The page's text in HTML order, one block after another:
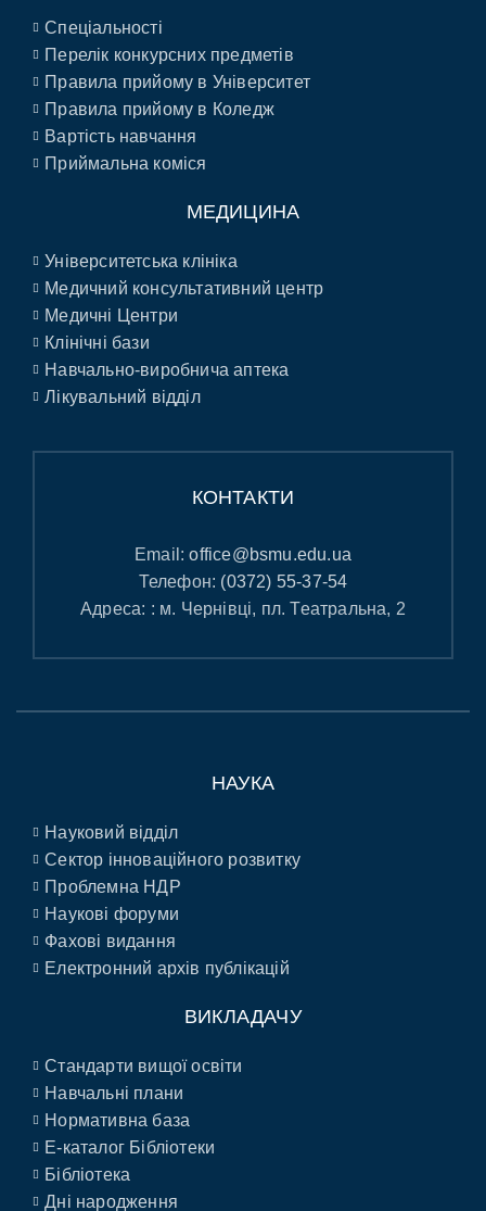
Спеціальності
Перелік конкурсних предметів
Правила прийому в Університет
Правила прийому в Коледж
Вартість навчання
Приймальна коміся
МЕДИЦИНА
Університетська клініка
Медичний консультативний центр
Медичні Центри
Клінічні бази
Навчально-виробнича аптека
Лікувальний відділ
КОНТАКТИ
Email:office@bsmu.edu.ua
Телефон: (0372) 55-37-54
Адреса: : м. Чернівці, пл. Театральна, 2
НАУКА
Науковий відділ
Сектор інноваційного розвитку
Проблемна НДР
Наукові форуми
Фахові видання
Електронний архів публікацій
ВИКЛАДАЧУ
Стандарти вищої освіти
Навчальні плани
Нормативна база
E-каталог Бібліотеки
Бібліотека
Дні народження